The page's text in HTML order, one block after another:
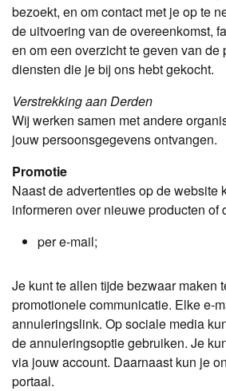
bezoekt, en om contact met je op te
de uitvoering van de overeenkomst,
en om een overzicht te geven van de
diensten die je bij ons hebt gekocht.
Verstrekking aan Derden
Wij werken samen met andere
jouw persoonsgegevens ontvangen.
Promotie
Naast de advertenties op de website
informeren over nieuwe producten of
per e-mail;
Je kunt te allen tijde bezwaar maken
promotionele communicatie. Elke e-
annuleringslink. Op sociale media
de annuleringsoptie gebruiken. Je
via jouw account. Daarnaast kun je
portaal.